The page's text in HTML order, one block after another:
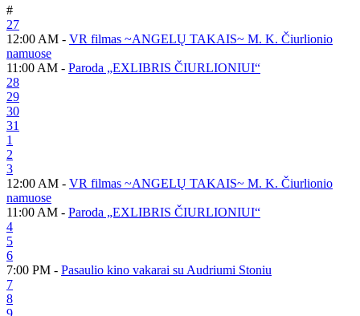
#
27
12:00 AM - VR filmas ~ANGELŲ TAKAIS~ M. K. Čiurlionio
namuose
11:00 AM - Paroda „EXLIBRIS ČIURLIONIUI“
28
29
30
31
1
2
3
12:00 AM - VR filmas ~ANGELŲ TAKAIS~ M. K. Čiurlionio
namuose
11:00 AM - Paroda „EXLIBRIS ČIURLIONIUI“
4
5
6
7:00 PM - Pasaulio kino vakarai su Audriumi Stoniu
7
8
9